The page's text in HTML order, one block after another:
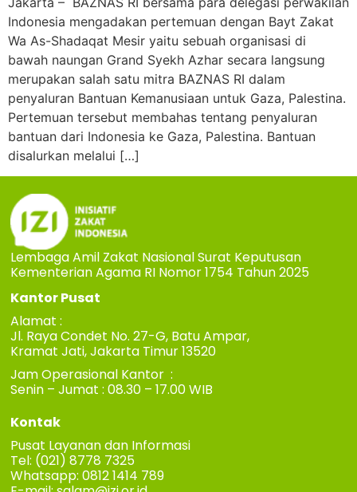
Indonesia mengadakan pertemuan dengan Bayt Zakat
Wa As-Shadaqat Mesir yaitu sebuah organisasi di
bawah naungan Grand Syekh Azhar secara langsung
merupakan salah satu mitra BAZNAS RI dalam
penyaluran Bantuan Kemanusiaan untuk Gaza, Palestina.
Pertemuan tersebut membahas tentang penyaluran
bantuan dari Indonesia ke Gaza, Palestina. Bantuan
disalurkan melalui […]
Lembaga Amil Zakat Nasional Surat Keputusan
Kementerian Agama RI Nomor 1754 Tahun 2025
Kantor Pusat
Alamat :
Jl. Raya Condet No. 27-G, Batu Ampar,
Kramat Jati, Jakarta Timur 13520
Jam Operasional Kantor :
Senin – Jumat : 08.30 – 17.00 WIB
Kontak
Pusat Layanan dan Informasi
Tel: (021) 8778 7325
Whatsapp: 0812 1414 789